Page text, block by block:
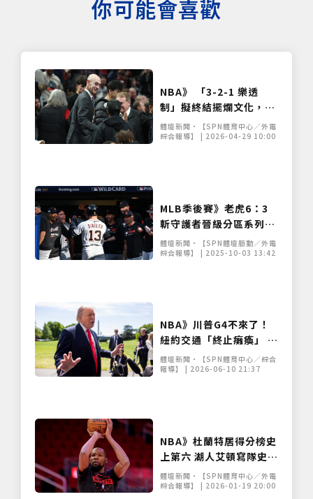
你可能會喜歡
NBA》 「3-2-1 樂透
制」擬終結擺爛文化，墊
底球隊恐跌至第 12 順位
體壇新聞•【SPN體育中心／外電
綜合報導】 | 2026-04-29 10:00
MLB季後賽》老虎6：3
斬守護者晉級分區系列賽
丁格勒關鍵全壘打建功
體壇新聞•【SPN體壇脈動／外電
綜合報導】 | 2025-10-03 13:42
NBA》川普G4不來了！
紐約交通「終止癱瘓」 尼
克球迷免安檢嗨翻
體壇新聞•【SPN體育中心／綜合
報導】 | 2026-06-10 21:37
NBA》杜蘭特居得分榜史
上第六 湖人艾頓寫隊史紀
錄
體壇新聞•【SPN體育中心／外電
綜合報導】 | 2026-01-19 20:00
僅必需的 Cookies 同意